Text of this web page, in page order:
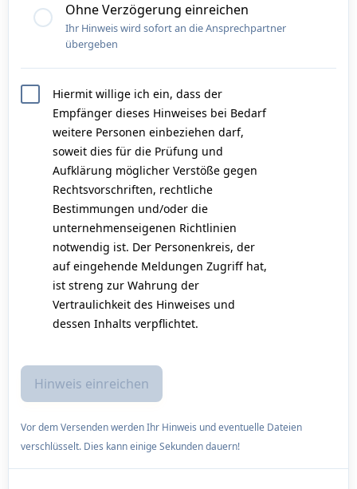
Ohne Verzögerung einreichen
Ihr Hinweis wird sofort an die Ansprechpartner
übergeben
Hiermit willige ich ein, dass der
Empfänger dieses Hinweises bei Bedarf
weitere Personen einbeziehen darf,
soweit dies für die Prüfung und
Aufklärung möglicher Verstöße gegen
Rechtsvorschriften, rechtliche
Bestimmungen und/oder die
unternehmenseigenen Richtlinien
notwendig ist. Der Personenkreis, der
auf eingehende Meldungen Zugriff hat,
ist streng zur Wahrung der
Vertraulichkeit des Hinweises und
dessen Inhalts verpflichtet.
Vor dem Versenden werden Ihr Hinweis und eventuelle Dateien
verschlüsselt. Dies kann einige Sekunden dauern!